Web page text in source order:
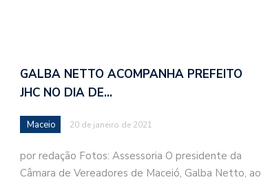
GALBA NETTO ACOMPANHA PREFEITO
JHC NO DIA DE…
Maceio 20 de janeiro de 2021
por redação Fotos: Assessoria O presidente da
Câmara de Vereadores de Maceió, Galba Netto, ao